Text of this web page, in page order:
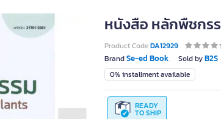
หนังสือ หลักพืชกรร
Product CodeDA12929
BrandSe-ed Book Sold byB2S
0% installment available
READY
TO SHIP